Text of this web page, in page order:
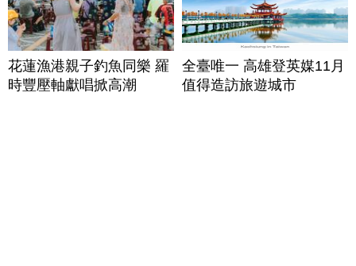
花蓮漁港親子釣魚同樂 羅
時豐壓軸獻唱掀高潮
全臺唯一 高雄登英媒11月
值得造訪旅遊城市